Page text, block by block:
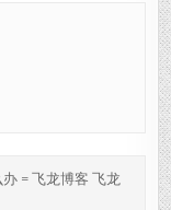
= 飞龙博客 飞龙